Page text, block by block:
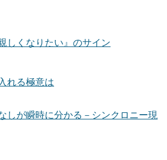
しくなりたい』のサイン
れる極意は
しが瞬時に分かる－シンクロニー現